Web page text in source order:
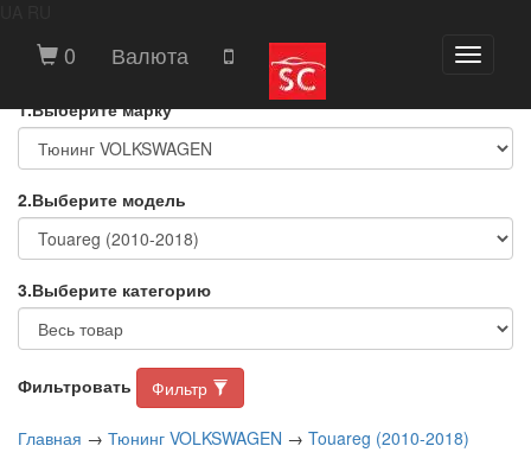
Toggle
0 Валюта
ВЫБЕРИТЕ МАРКУ И МОДЕЛЬ
АВТОМОБИЛЯ
1.Выберите марку
2.Выберите модель
3.Выберите категорию
Фильтровать Фильтр
Главная → Тюнинг VOLKSWAGEN → Touareg (2010-2018)